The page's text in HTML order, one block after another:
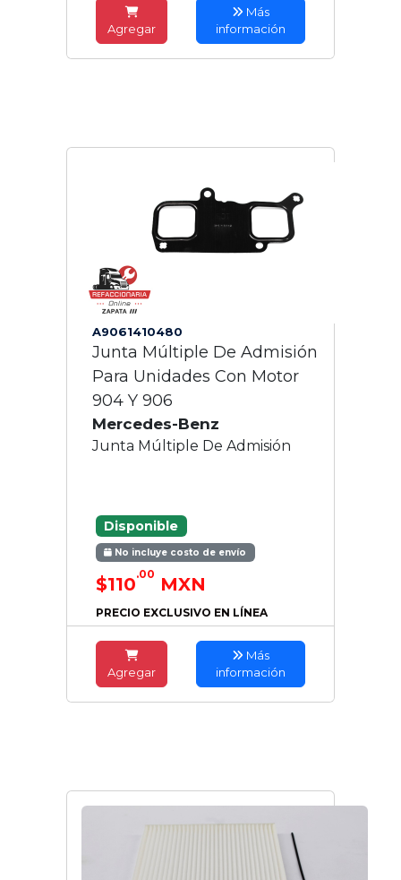
Agregar
Más
información
A9061410480
Junta Múltiple De Admisión
Para Unidades Con Motor
904 Y 906
Mercedes-Benz
Junta Múltiple De Admisión
Disponible
No incluye costo de envío
$110.00 MXN
PRECIO EXCLUSIVO EN LÍNEA
Agregar
Más
información